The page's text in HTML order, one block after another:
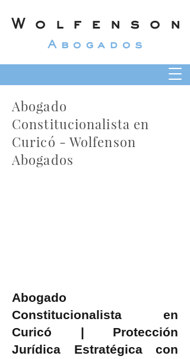
Wolfenson
Abogados
Abogado
Constitucionalista en
Curicó - Wolfenson
Abogados
Abogado
Constitucionalista en
Curicó | Protección
Jurídica Estratégica con